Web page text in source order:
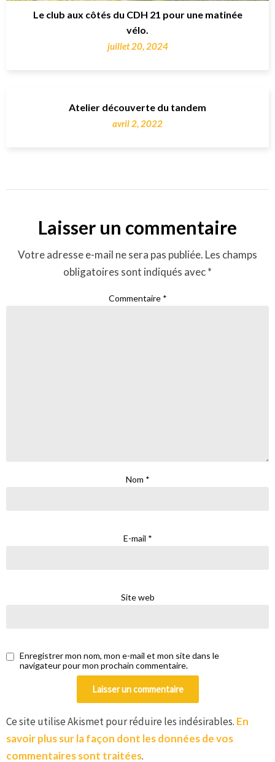
Le club aux côtés du CDH 21 pour une matinée
vélo.
juillet 20, 2024
Atelier découverte du tandem
avril 2, 2022
Laisser un commentaire
Votre adresse e-mail ne sera pas publiée. Les champs
obligatoires sont indiqués avec*
Commentaire *
Nom *
E-mail *
Site web
Enregistrer mon nom, mon e-mail et mon site dans le
navigateur pour mon prochain commentaire.
Ce site utilise Akismet pour réduire les indésirables. En
savoir plus sur la façon dont les données de vos
commentaires sont traitées.